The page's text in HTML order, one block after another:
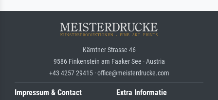
Kärntner Strasse 46
9586 Finkenstein am Faaker See · Austria
+43 4257 29415 · office@meisterdrucke.com
Impressum & Contact Extra Informatie